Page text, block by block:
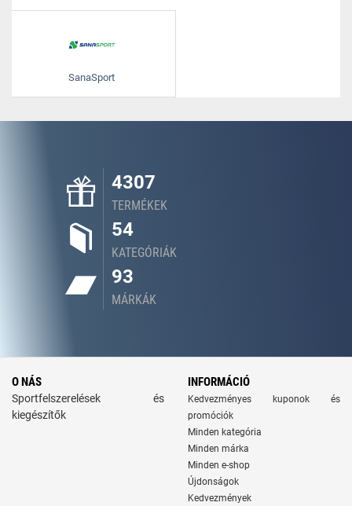
SanaSport
4307
TERMÉKEK
54
KATEGÓRIÁK
93
MÁRKÁK
O NÁS
Sportfelszerelések és
kiegészítők
INFORMÁCIÓ
Kedvezményes kuponok és
promóciók
Minden kategória
Minden márka
Minden e-shop
Újdonságok
Kedvezmények